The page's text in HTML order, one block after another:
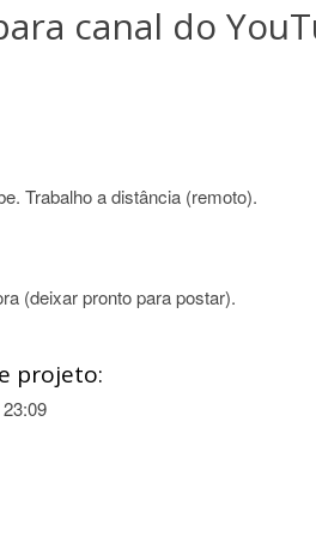
canal do
Trabalho a distância (remoto).
(deixar pronto para postar).
projeto: